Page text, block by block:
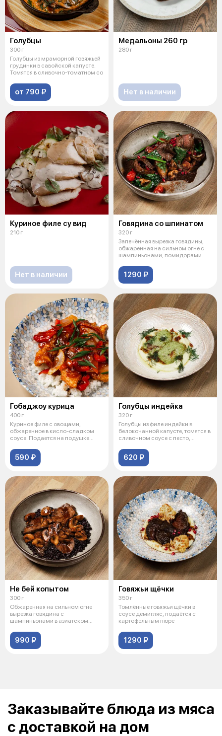
Голубцы
300 г
Голубцы из мраморной говяжьей
грудинки в савойской капусте.
Томятся в сливочно-томатном со
от 790 ₽
Медальоны 260 гр
280 г
Нет в наличии
Куриное филе су вид
210 г
Нет в наличии
Говядина со шпинатом
320 г
Запечённая вырезка говядины,
обжаренная на сильном огне с
шампиньонами, помидорами
1290 ₽
Гобаджоу курица
400 г
Куриное филе с овощами,
обжаренное в кисло-сладком
соусе. Подается на подушке
590 ₽
Голубцы индейка
320 г
Голубцы из филе индейки в
белокочанной капусте, томятся в
сливочном соусе с песто,
620 ₽
Не бей копытом
300 г
Обжаренная на сильном огне
вырезка говядина с
шампиньонами в азиатском
990 ₽
Говяжьи щёчки
350 г
Томлённые говяжьи щёчки в
соусе демигляс, подаётся с
картофельным пюре
1290 ₽
Заказывайте блюда из мяса
с доставкой на дом